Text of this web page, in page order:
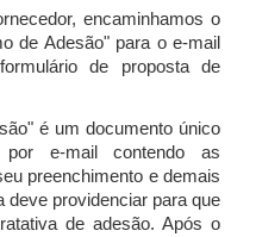
encaminhamos o
de Adesão" para o e-mail
de proposta de
é um documento único
e-mail contendo as
preenchimento e demais
deve providenciar para que
de adesão. Após o